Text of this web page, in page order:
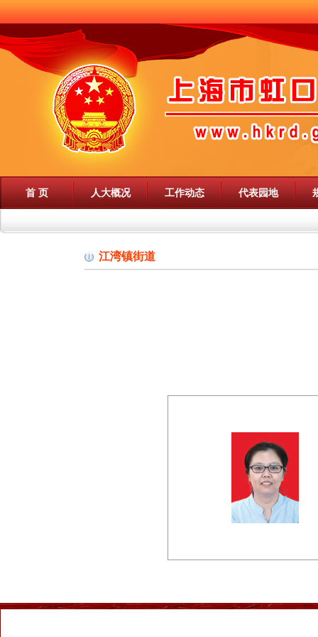
首 页 人大概况 工作动态 代表园地
江湾镇街道